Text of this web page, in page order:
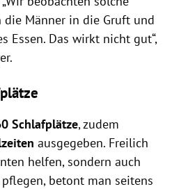
die Männer in die Gruft und
Essen. Das wirkt nicht gut“,
Schlafplätze, zudem
ausgegeben. Freilich
helfen, sondern auch
betont man seitens